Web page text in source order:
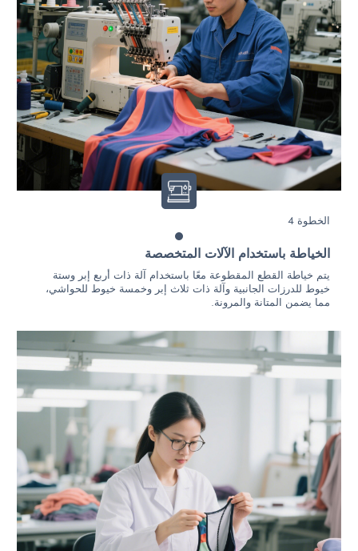
الخطوة 4
الخياطة باستخدام الآلات المتخصصة
يتم خياطة القطع المقطوعة معًا باستخدام آلة ذات أربع إبر وستة
خيوط للدرزات الجانبية وآلة ذات ثلاث إبر وخمسة خيوط للحواشي،
مما يضمن المتانة والمرونة.